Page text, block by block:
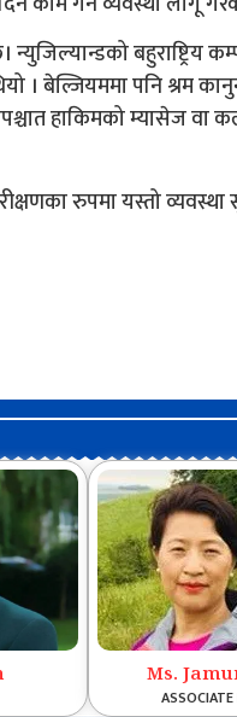
बहुराष्ट्रिय
। बेल्जियममा पनि श्रम
हाकिमको म्यासेज वा
रुपमा यस्तो
Ms.